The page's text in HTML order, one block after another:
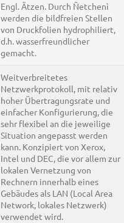
Engl. Ätzen. Durch Ñetchenì
werden die bildfreien Stellen
von Druckfolien hydrophiliert,
d.h. wasserfreundlicher
gemacht.
Weitverbreitetes
Netzwerkprotokoll, mit relativ
hoher Übertragungsrate und
einfacher Konfigurierung, die
sehr flexibel an die jeweilige
Situation angepasst werden
kann. Konzipiert von Xerox,
Intel und DEC, die vor allem zur
lokalen Vernetzung von
Rechnern innerhalb eines
Gebäudes als LAN (Local Area
Network, lokales Netzwerk)
verwendet wird.